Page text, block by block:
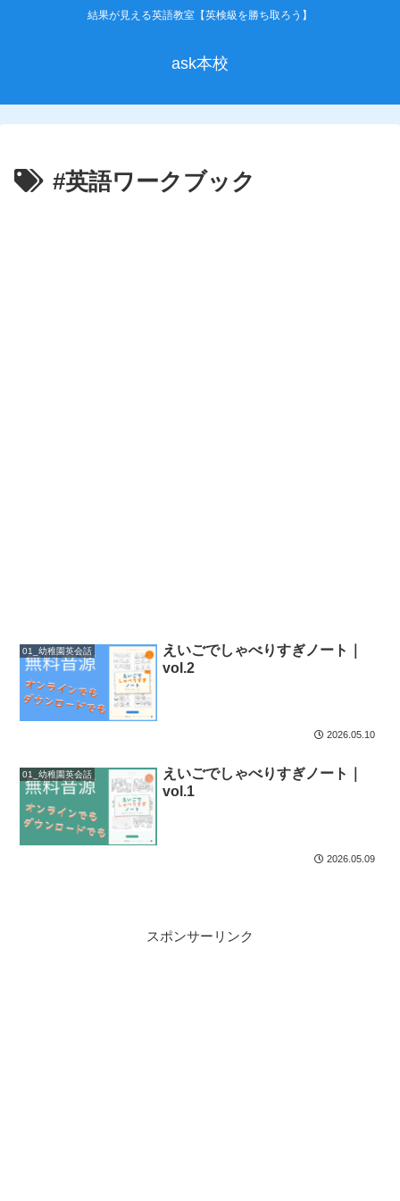
結果が見える英語教室【英検級を勝ち取ろう】
ask本校
#英語ワークブック
01_幼稚園英会話
えいごでしゃべりすぎノート｜
vol.2
2026.05.10
01_幼稚園英会話
えいごでしゃべりすぎノート｜
vol.1
2026.05.09
スポンサーリンク